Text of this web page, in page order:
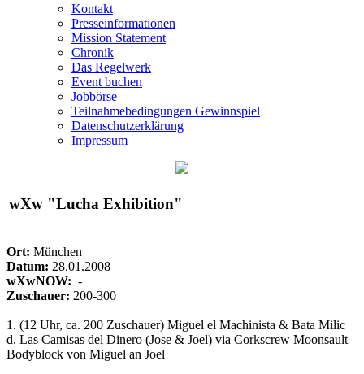
Kontakt
Presseinformationen
Mission Statement
Chronik
Das Regelwerk
Event buchen
Jobbörse
Teilnahmebedingungen Gewinnspiel
Datenschutzerklärung
Impressum
wXw "Lucha Exhibition"
Ort: München
Datum: 28.01.2008
wXwNOW: -
Zuschauer: 200-300
1. (12 Uhr, ca. 200 Zuschauer) Miguel el Machinista & Bata Milic
d. Las Camisas del Dinero (Jose & Joel) via Corkscrew Moonsault
Bodyblock von Miguel an Joel